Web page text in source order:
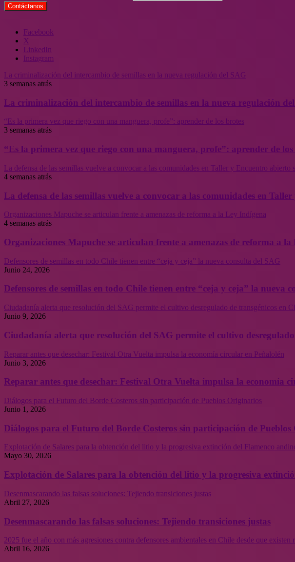
Facebook
X
LinkedIn
Instagram
La criminalización del intercambio de semillas en la nueva regulación del SAG
3 semanas atrás
La criminalización del intercambio de semillas en la nueva regulación
“Es la primera vez que riego con una manguera, profe”: aprender de los brotes
3 semanas atrás
“Es la primera vez que riego con una manguera, profe”: aprender de los
La defensa de las semillas vuelve a convocar a las comunidades en Taller y Encuentro abierto
4 semanas atrás
La defensa de las semillas vuelve a convocar a las comunidades en
Organizaciones Mapuche se articulan frente a amenazas de reforma a la Ley Indígena
4 semanas atrás
Organizaciones Mapuche se articulan frente a amenazas de reforma a
Defensores de semillas en todo Chile tienen entre “ceja y ceja” la nueva consulta del SAG
Junio 24, 2026
Defensores de semillas en todo Chile tienen entre “ceja y ceja” la nueva
Ciudadanía alerta que resolución del SAG permite el cultivo desregulado de transgénicos en
Junio 9, 2026
Ciudadanía alerta que resolución del SAG permite el cultivo
Reparar antes que desechar: Festival Otra Vuelta impulsa la economía circular en Peñalolén
Junio 3, 2026
Reparar antes que desechar: Festival Otra Vuelta impulsa la economía
Diálogos para el Futuro del Borde Costeros sin participación de Pueblos Originarios
Junio 1, 2026
Diálogos para el Futuro del Borde Costeros sin participación de
Explotación de Salares para la obtención del litio y la progresiva extinción del Flamenco
Mayo 30, 2026
Explotación de Salares para la obtención del litio y la progresiva
Desenmascarando las falsas soluciones: Tejiendo transiciones justas
Abril 27, 2026
Desenmascarando las falsas soluciones: Tejiendo transiciones justas
2025 fue el año con más agresiones contra defensores ambientales en Chile desde que existen
Abril 16, 2026